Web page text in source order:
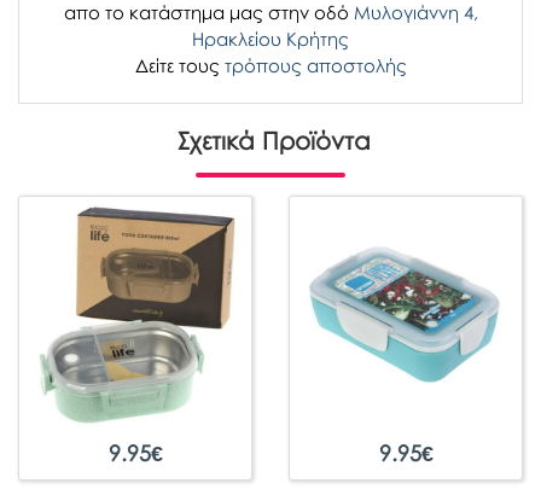
απο το κατάστημα μας στην οδό Μυλογιάννη 4,
Ηρακλείου Κρήτης
Δείτε τους τρόπους αποστολής
Σχετικά Προϊόντα
9.95€ 9.95€